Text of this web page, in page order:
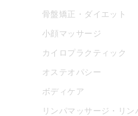
骨盤矯正・ダイエット
小顔マッサージ
カイロプラクティック
オステオパシー
ボディケア
リンパマッサージ・リン